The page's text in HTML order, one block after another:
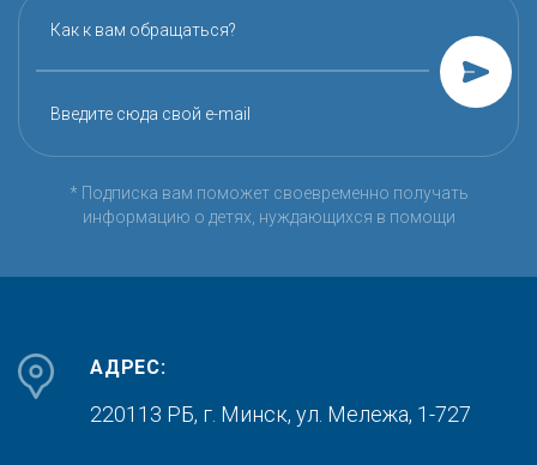
Как к вам обращаться?
Введите сюда свой e-mail
* Подписка вам поможет своевременно получать
информацию о детях, нуждающихся в помощи
АДРЕС:
220113 РБ, г. Минск, ул. Мележа, 1-727